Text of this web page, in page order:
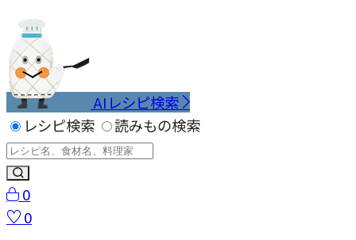
AIレシピ検索
レシピ検索
読みもの検索
0
0